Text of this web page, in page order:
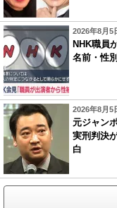
2026年8月5
NHK職員
名前・性
2026年8月5
元ジャン
実刑判決
白